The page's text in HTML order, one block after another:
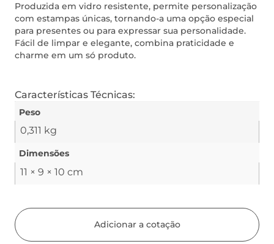
Produzida em vidro resistente, permite personalização
com estampas únicas, tornando-a uma opção especial
para presentes ou para expressar sua personalidade.
Fácil de limpar e elegante, combina praticidade e
charme em um só produto.
Características Técnicas:
Peso
0,311 kg
Dimensões
11 × 9 × 10 cm
Adicionar a cotação